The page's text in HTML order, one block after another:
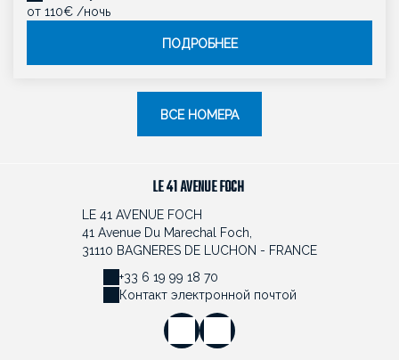
oт 110€ /ночь
ПОДРОБНЕЕ
ВСЕ НОМЕРА
LE 41 AVENUE FOCH
LE 41 AVENUE FOCH
41 Avenue Du Marechal Foch,
31110 BAGNERES DE LUCHON - FRANCE
+33 6 19 99 18 70
Контакт электронной почтой